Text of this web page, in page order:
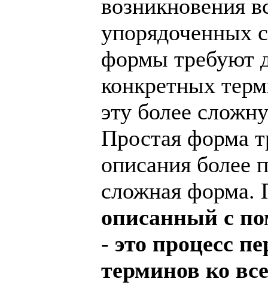
возникновения
упорядоченных
формы требуют
конкретных
эту более
Простая форма
описания более
сложная форма.
описанный с
- это процесс
терминов ко